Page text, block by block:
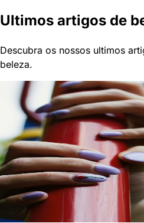
Ultimos artigos de
Descubra os nossos ultimos
beleza.